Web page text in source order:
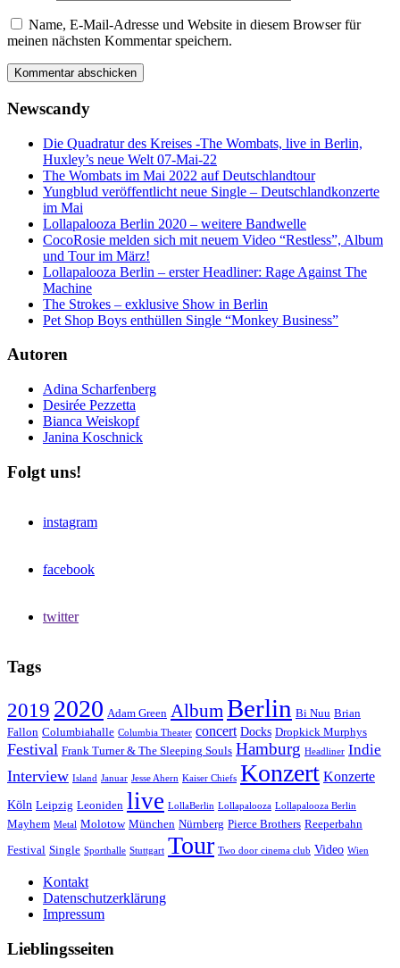
Name, E-Mail-Adresse und Website in diesem Browser für
meinen nächsten Kommentar speichern.
Newscandy
Die Quadratur des Kreises -The Wombats, live in Berlin,
Huxley’s neue Welt 07-Mai-22
The Wombats im Mai 2022 auf Deutschlandtour
Yungblud veröffentlicht neue Single – Deutschlandkonzerte
im Mai
Lollapalooza Berlin 2020 – weitere Bandwelle
CocoRosie melden sich mit neuem Video “Restless”, Album
und Tour im März!
Lollapalooza Berlin – erster Headliner: Rage Against The
Machine
The Strokes – exklusive Show in Berlin
Pet Shop Boys enthüllen Single “Monkey Business”
Autoren
Adina Scharfenberg
Desirée Pezzetta
Bianca Weiskopf
Janina Koschnick
Folgt uns!
instagram
facebook
twitter
Tags
2019 2020 Adam Green AlbumBerlin Bi Nuu Brian
Fallon Columbiahalle Columbia Theater concert Docks Dropkick Murphys
Festival Frank Turner & The Sleeping Souls Hamburg Headliner Indie
Interview Island Januar Jesse Ahern Kaiser Chiefs Konzert Konzerte
Köln Leipzig Leoniden live LollaBerlin Lollapalooza Lollapalooza Berlin
Mayhem Metal Molotow München Nürnberg Pierce Brothers Reeperbahn
Festival Single Sporthalle Stuttgart Tour Two door cinema club Video Wien
Kontakt
Datenschutzerklärung
Impressum
Lieblingsseiten